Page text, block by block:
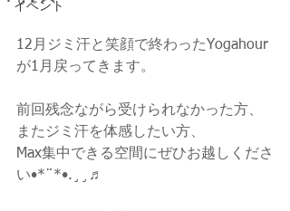
イベント
12月ジミ汗と笑顔で終わったYogahour
が1月戻ってきます。
前回残念ながら受けられなかった方、
またジミ汗を体感したい方、
Max集中できる空間にぜひお越しくださ
い•*¨*•.¸¸♬